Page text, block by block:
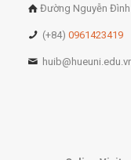
Đường Nguyễn Đình
(+84)0961423419